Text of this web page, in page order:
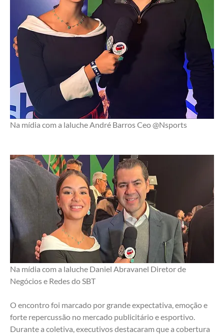
Na mídia com a laluche André Barros Ceo @Nsports
Na mídia com a laluche Daniel Abravanel Diretor de
Negócios e Redes do SBT
O encontro foi marcado por grande expectativa, emoção e
forte repercussão no mercado publicitário e esportivo.
Durante a coletiva, executivos destacaram que a cobertura